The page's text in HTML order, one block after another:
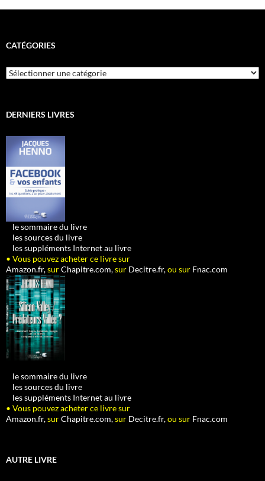
CATÉGORIES
Catégories
DERNIERS LIVRES
le sommaire du livre
les sources du livre
les suppléments Internet au livre
• Vous pouvez acheter ce livre sur
Amazon.fr,surChapitre.com,sur Decitre.fr,ou sur Fnac.com
le sommaire du livre
les sources du livre
les suppléments Internet au livre
• Vous pouvez acheter ce livre sur
Amazon.fr,surChapitre.com,sur Decitre.fr,ou sur Fnac.com
AUTRE LIVRE